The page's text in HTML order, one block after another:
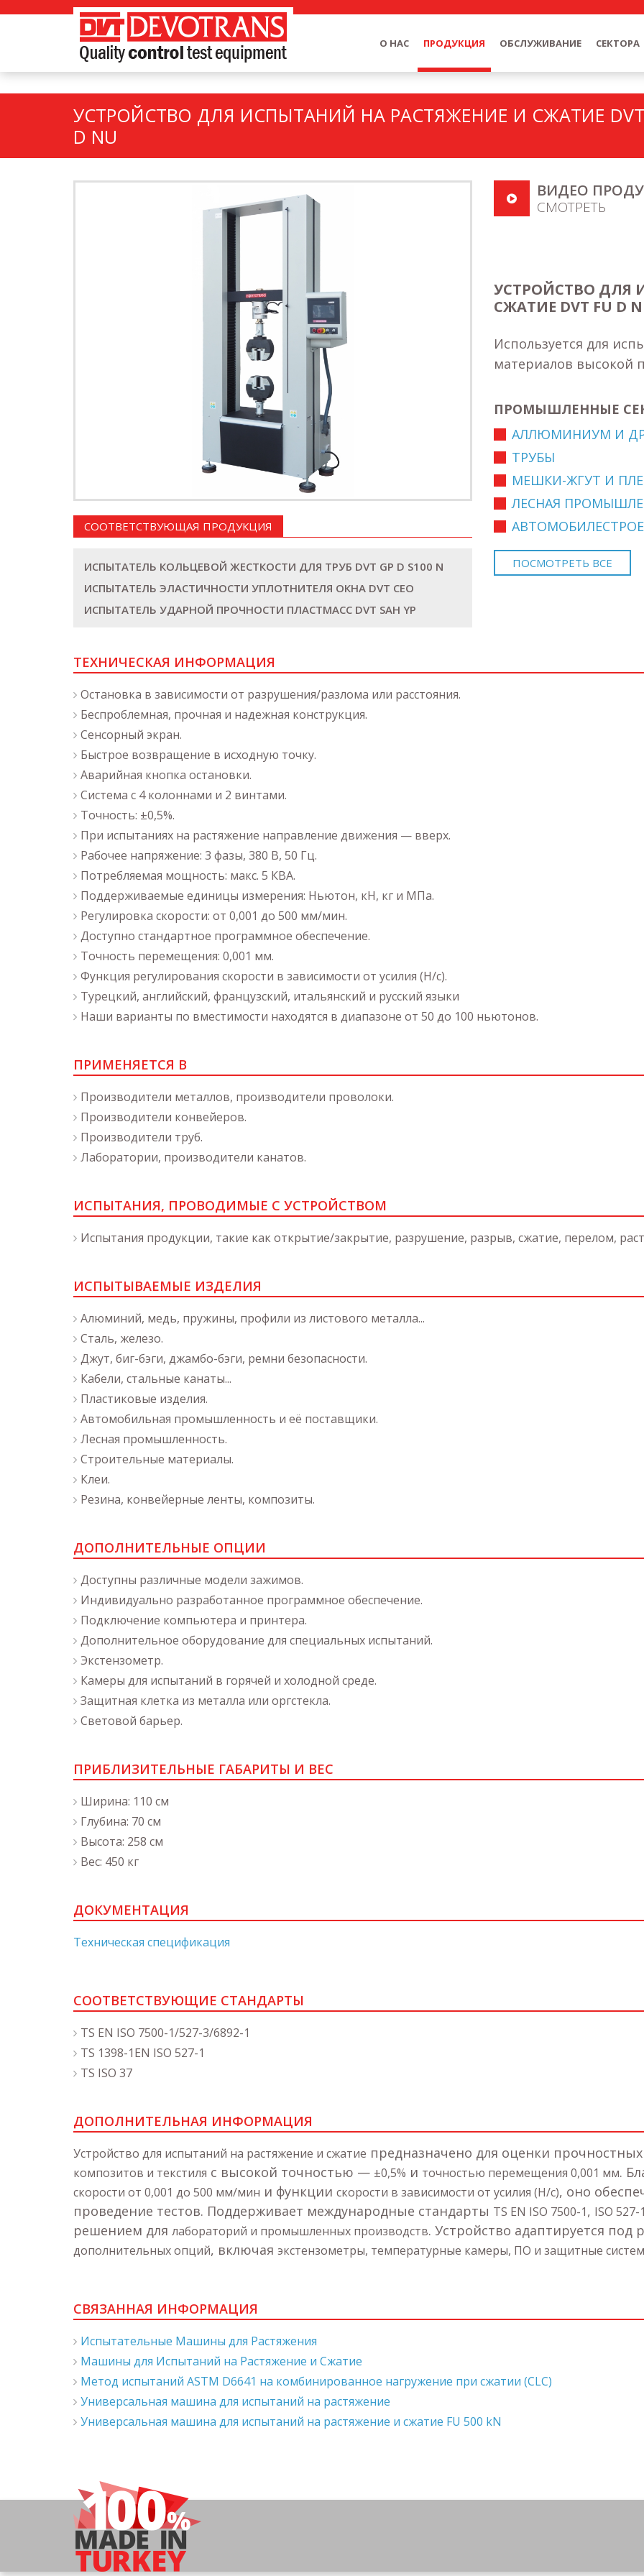
О HAC ПРОДУКЦИЯ ОБСЛУЖИВАНИЕ СЕКТОРА
УСТРОЙСТВО ДЛЯ ИСПЫТАНИЙ НА РАСТЯЖЕНИЕ И СЖАТИЕ DVT
D NU
СООТВЕТСТВУЮЩАЯ ПРОДУКЦИЯ
ИСПЫТАТЕЛЬ КОЛЬЦЕВОЙ ЖЕСТКОСТИ ДЛЯ ТРУБ DVT GP D S100 N
ИСПЫТАТЕЛЬ ЭЛАСТИЧНОСТИ УПЛОТНИТЕЛЯ ОКНА DVT CEO
ИСПЫТАТЕЛЬ УДАРНОЙ ПРОЧНОСТИ ПЛАСТМАСС DVT SAH YP
ВИДЕО
СМОТРЕТЬ
УСТРОЙСТВО ДЛЯ
СЖАТИЕ DVT FU D
Используется для
материалов высокой
ПРОМЫШЛЕННЫЕ
АЛЛЮМИНИУМ И
ТРУБЫ
МЕШКИ-ЖГУТ И
ЛЕСНАЯ
ПОСМОТРЕТЬ ВСЕ
ТЕХНИЧЕСКАЯ ИНФОРМАЦИЯ
Остановка в зависимости от разрушения/разлома или расстояния.
Беспроблемная, прочная и надежная конструкция.
Сенсорный экран.
Быстрое возвращение в исходную точку.
Аварийная кнопка остановки.
Система с 4 колоннами и 2 винтами.
Точность: ±0,5%.
При испытаниях на растяжение направление движения — вверх.
Рабочее напряжение: 3 фазы, 380 В, 50 Гц.
Потребляемая мощность: макс. 5 КВА.
Поддерживаемые единицы измерения: Ньютон, кН, кг и МПа.
Регулировка скорости: от 0,001 до 500 мм/мин.
Доступно стандартное программное обеспечение.
Точность перемещения: 0,001 мм.
Функция регулирования скорости в зависимости от усилия (Н/с).
Турецкий, английский, французский, итальянский и русский языки
Наши варианты по вместимости находятся в диапазоне от 50 до 100 ньютонов.
ПРИМЕНЯЕТСЯ В
Производители металлов, производители проволоки.
Производители конвейеров.
Производители труб.
Лаборатории, производители канатов.
ИСПЫТАНИЯ, ПРОВОДИМЫЕ С УСТРОЙСТВОМ
Испытания продукции, такие как открытие/закрытие, разрушение, разрыв, сжатие, перелом,
ИСПЫТЫВАЕМЫЕ ИЗДЕЛИЯ
Алюминий, медь, пружины, профили из листового металла...
Сталь, железо.
Джут, биг-бэги, джамбо-бэги, ремни безопасности.
Кабели, стальные канаты...
Пластиковые изделия.
Автомобильная промышленность и её поставщики.
Лесная промышленность.
Строительные материалы.
Клеи.
Резина, конвейерные ленты, композиты.
ДОПОЛНИТЕЛЬНЫЕ ОПЦИИ
Доступны различные модели зажимов.
Индивидуально разработанное программное обеспечение.
Подключение компьютера и принтера.
Дополнительное оборудование для специальных испытаний.
Экстензометр.
Камеры для испытаний в горячей и холодной среде.
Защитная клетка из металла или оргстекла.
Световой барьер.
ПРИБЛИЗИТЕЛЬНЫЕ ГАБАРИТЫ И ВЕС
Ширина: 110 см
Глубина: 70 см
Высота: 258 см
Вес: 450 кг
ДОКУМЕНТАЦИЯ
Техническая спецификация
СООТВЕТСТВУЮЩИЕ СТАНДАРТЫ
TS EN ISO 7500-1/527-3/6892-1
TS 1398-1EN ISO 527-1
TS ISO 37
ДОПОЛНИТЕЛЬНАЯ ИНФОРМАЦИЯ
Устройство для испытаний на растяжение и сжатие предназначено для оценки
композитов и текстиля с высокой точностью — ±0,5% и точностью перемещения 0,001 мм.
скорости от 0,001 до 500 мм/мин и функции скорости в зависимости от усилия (Н/с), оно
проведение тестов. Поддерживает международные стандарты TS EN ISO 7500-1, ISO 527-
решением для лабораторий и промышленных производств. Устройство адаптируется
дополнительных опций, включая экстензометры, температурные камеры, ПО и защитные
СВЯЗАННАЯ ИНФОРМАЦИЯ
Испытательные Машины для Растяжения
Машины для Испытаний на Растяжение и Сжатие
Метод испытаний ASTM D6641 на комбинированное нагружение при сжатии (CLC)
Универсальная машина для испытаний на растяжение
Универсальная машина для испытаний на растяжение и сжатие FU 500 kN